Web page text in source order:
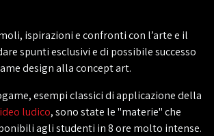
ispirazioni e confronti con l’arte e il
spunti esclusivi e di possibile successo
design allaconceptart.
esempi classici di applicazione della
ludico, sono state le "materie" che
agli studenti in 8 ore molto intense.